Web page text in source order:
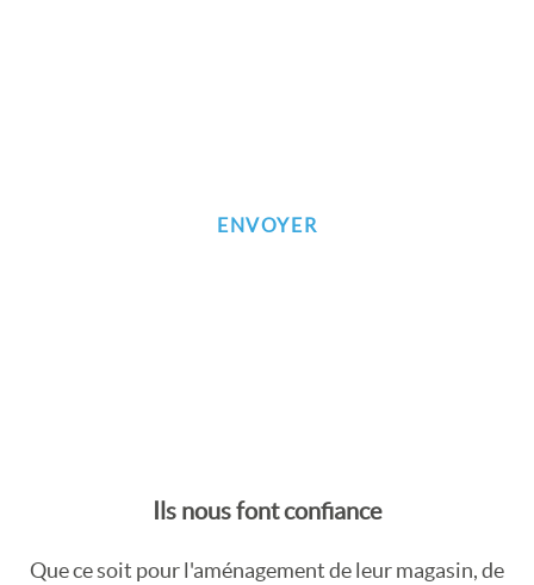
Ils nous font confiance
Que ce soit pour l'aménagement de leur magasin, de